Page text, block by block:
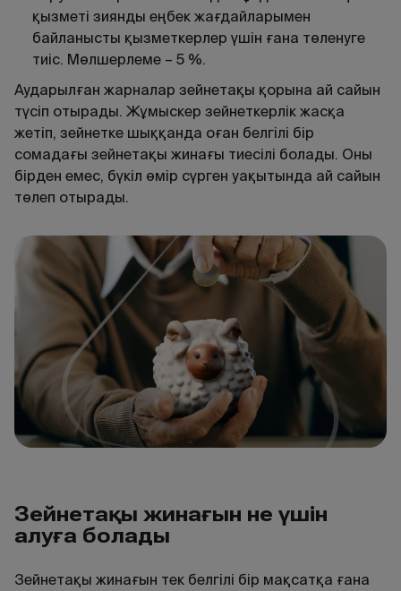
қызметі зиянды еңбек жағдайларымен
байланысты қызметкерлер үшін ғана төленуге
тиіс. Мөлшерлеме – 5 %.
Аударылған жарналар зейнетақы қорына ай сайын
түсіп отырады. Жұмыскер зейнеткерлік жасқа
жетіп, зейнетке шыққанда оған белгілі бір
сомадағы зейнетақы жинағы тиесілі болады. Оны
бірден емес, бүкіл өмір сүрген уақытында ай сайын
төлеп отырады.
Зейнетақы жинағын не үшін
алуға болады
Зейнетақы жинағын тек белгілі бір мақсатқа ғана